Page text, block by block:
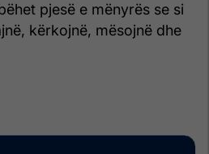
pjesë e mënyrës se si
kërkojnë, mësojnë dhe